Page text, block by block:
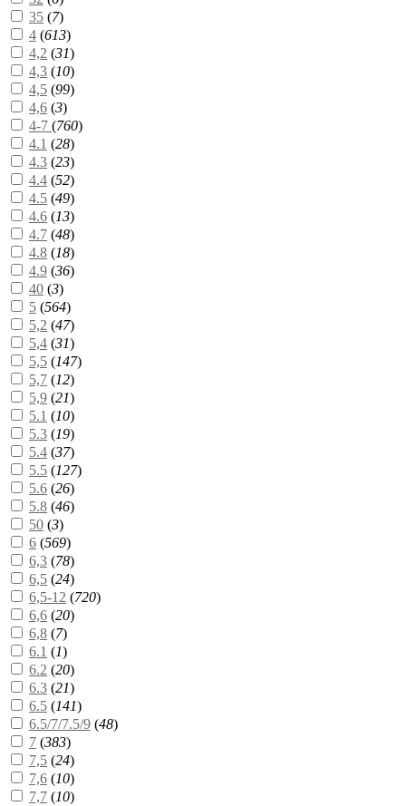
35 (7)
4 (613)
4,2 (31)
4,3 (10)
4,5 (99)
4,6 (3)
4-7 (760)
4.1 (28)
4.3 (23)
4.4 (52)
4.5 (49)
4.6 (13)
4.7 (48)
4.8 (18)
4.9 (36)
40 (3)
5 (564)
5,2 (47)
5,4 (31)
5,5 (147)
5,7 (12)
5,9 (21)
5.1 (10)
5.3 (19)
5.4 (37)
5.5 (127)
5.6 (26)
5.8 (46)
50 (3)
6 (569)
6,3 (78)
6,5 (24)
6,5-12 (720)
6,6 (20)
6,8 (7)
6.1 (1)
6.2 (20)
6.3 (21)
6.5 (141)
6.5/7/7.5/9 (48)
7 (383)
7,5 (24)
7,6 (10)
7,7 (10)